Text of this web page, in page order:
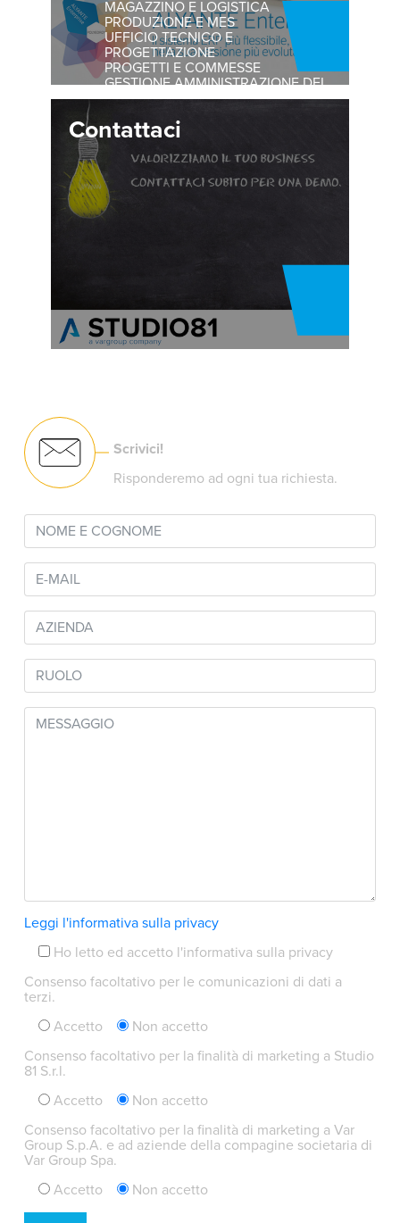
MAGAZZINO E LOGISTICA
PRODUZIONE E MES
UFFICIO TECNICO E
PROGETTAZIONE
PROGETTI E COMMESSE
GESTIONE AMMINISTRAZIONE DEL
PERSONALE
Contattaci
Scrivici!
Risponderemo ad ogni tua richiesta.
Leggi l'informativa sulla privacy
Ho letto ed accetto l'informativa sulla privacy
Consenso facoltativo per le comunicazioni di dati a
terzi.
Accetto
Non accetto
Consenso facoltativo per la finalità di marketing a Studio
81 S.r.l.
Accetto
Non accetto
Consenso facoltativo per la finalità di marketing a Var
Group S.p.A. e ad aziende della compagine societaria di
Var Group Spa.
Accetto
Non accetto